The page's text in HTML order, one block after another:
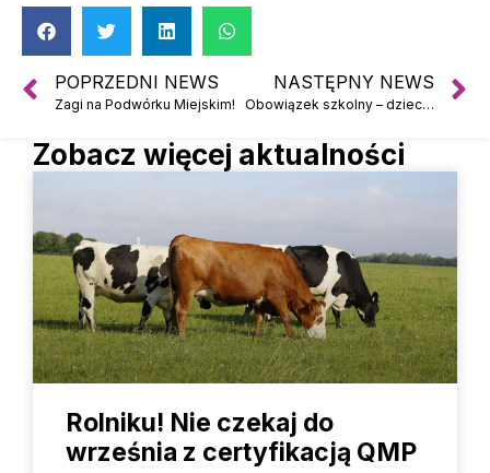
POPRZEDNI NEWS
Zagi na Podwórku Miejskim!
NASTĘPNY NEWS
Obowiązek szkolny – dzieci i młodzież z Ukrainy
Zobacz więcej aktualności
Rolniku! Nie czekaj do
września z certyfikacją QMP